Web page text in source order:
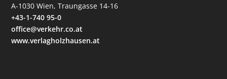
A-1030 Wien, Traungasse 14-16
+43-1-740 95-0
office@verkehr.co.at
www.verlagholzhausen.at